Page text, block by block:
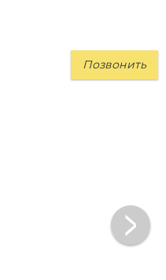
Позвонить